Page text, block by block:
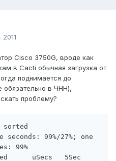
Cisco 3750G, вроде как
в Cacti обычная загрузка от
поднимается до
в ЧНН),
проблему?
sorted
99%/27%; one
99%
uSecs   5Sec